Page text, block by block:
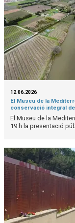
12.06.2026
El Museu de la
conservació integral
El Museu de la
19 h la presentació